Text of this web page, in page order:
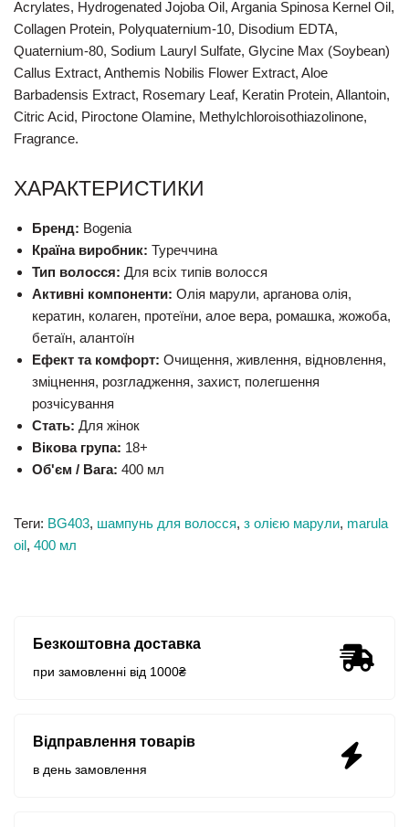
Acrylates, Hydrogenated Jojoba Oil, Argania Spinosa Kernel Oil,
Collagen Protein, Polyquaternium-10, Disodium EDTA,
Quaternium-80, Sodium Lauryl Sulfate, Glycine Max (Soybean)
Callus Extract, Anthemis Nobilis Flower Extract, Aloe
Barbadensis Extract, Rosemary Leaf, Keratin Protein, Allantoin,
Citric Acid, Piroctone Olamine, Methylchloroisothiazolinone,
Fragrance.
ХАРАКТЕРИСТИКИ
Бренд: Bogenia
Країна виробник: Туреччина
Тип волосся: Для всіх типів волосся
Активні компоненти: Олія марули, арганова олія,
кератин, колаген, протеїни, алое вера, ромашка, жожоба,
бетаїн, алантоїн
Ефект та комфорт: Очищення, живлення, відновлення,
зміцнення, розгладження, захист, полегшення
розчісування
Стать: Для жінок
Вікова група: 18+
Об'єм / Вага: 400 мл
Теги: BG403, шампунь для волосся, з олією марули, marula
oil, 400 мл
Безкоштовна доставка
при замовленні від 1000₴
Відправлення товарів
в день замовлення